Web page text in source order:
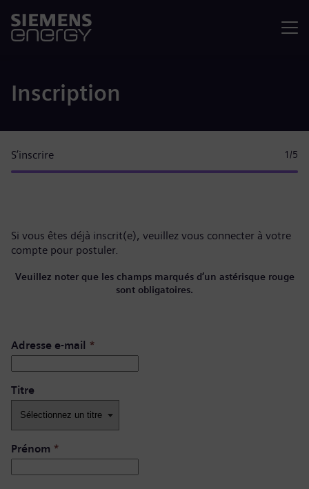
Inscription
S’inscrire 1 /5
Si vous êtes déjà inscrit(e), veuillez vous connecter à votre
compte pour postuler.
Veuillez noter que les champs marqués d’un astérisque rouge
sont obligatoires.
Adresse e-mail *
Titre
Prénom *